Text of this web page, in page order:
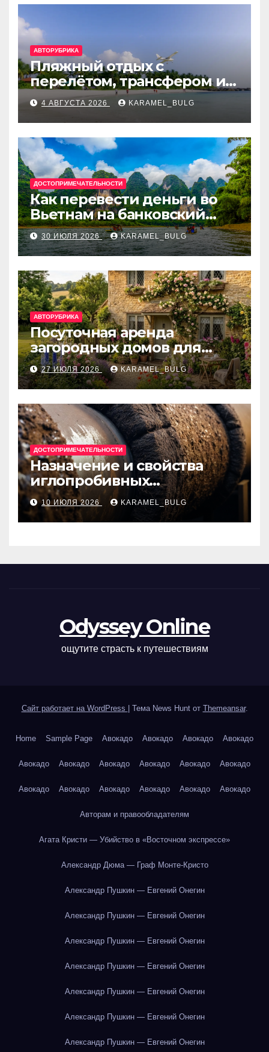
АВТОРУБРИКА
Пляжный отдых с
перелётом, трансфером и
отелем на Мальдивах, в
Турции, Греции, Таиланде
и Европе
4 АВГУСТА 2026 KARAMEL_BULG
ДОСТОПРИМЕЧАТЕЛЬНОСТИ
Как перевести деньги во
Вьетнам на банковский
счёт: VietcomBank, BIDV,
Techcombank и другие
банки
30 ИЮЛЯ 2026 KARAMEL_BULG
АВТОРУБРИКА
Посуточная аренда
загородных домов для
отдыха
27 ИЮЛЯ 2026 KARAMEL_BULG
ДОСТОПРИМЕЧАТЕЛЬНОСТИ
Назначение и свойства
иглопробивных
базальтовых огнеупорных
матов
10 ИЮЛЯ 2026 KARAMEL_BULG
Odyssey Online
ощутите страсть к путешествиям
Сайт работает на WordPress Тема News Hunt от Themeansar.
Home Sample Page Авокадо Авокадо Авокадо Авокадо
Авокадо Авокадо Авокадо Авокадо Авокадо Авокадо
Авокадо Авокадо Авокадо Авокадо Авокадо Авокадо
Авторам и правообладателям
Агата Кристи — Убийство в «Восточном экспрессе»
Александр Дюма — Граф Монте-Кристо
Александр Пушкин — Евгений Онегин
Александр Пушкин — Евгений Онегин
Александр Пушкин — Евгений Онегин
Александр Пушкин — Евгений Онегин
Александр Пушкин — Евгений Онегин
Александр Пушкин — Евгений Онегин
Александр Пушкин — Евгений Онегин